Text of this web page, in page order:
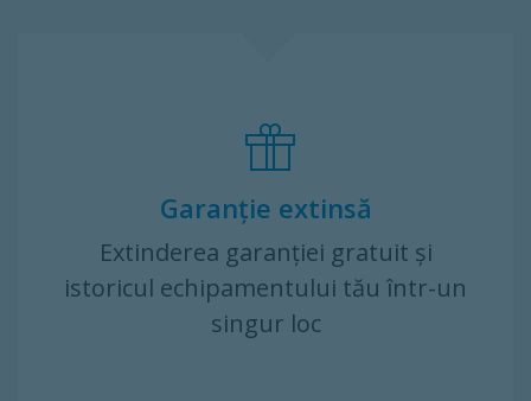
Garanție extinsă
Extinderea garanţiei gratuit şi
istoricul echipamentului tău într-un
singur loc